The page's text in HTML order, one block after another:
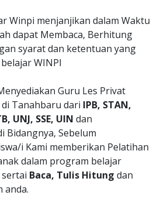
Winpi menjanjikan dalam Waktu
dapat Membaca, Berhitung
syarat dan ketentuan yang
WINPI
Guru Les Privat
Tanahbaru dari IPB, STAN,
UNJ, SSE, UIN dan
Bidangnya, Sebelum
i Kami memberikan Pelatihan
dalam program belajar
Baca, Tulis Hitung dan
anda.